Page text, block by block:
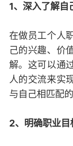
1、深入了解自
在做员工个人
己的兴趣、价
解。这可以通
人的交流来实
与自己相匹配
2、明确职业目